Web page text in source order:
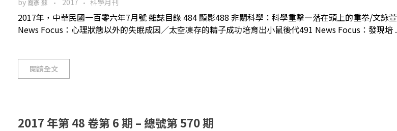
裔彥 蘇
2017年，中華民國一百零六年7月號 雜誌目錄 484 顯影488 非關科學：科學重擊—落在頭上的重拳/文詠
News Focus：心理狀態以外的失眠成因／太空凍存的精子成功培育出小鼠後代491 News Focus：發現培
閱讀全文
2017 年第 48 卷第 6 期 – 總號第 570 期